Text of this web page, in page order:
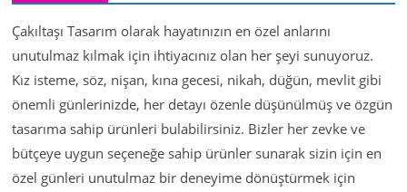
Çakıltaşı Tasarım olarak hayatınızın en özel anlarını
unutulmaz kılmak için ihtiyacınız olan her şeyi sunuyoruz.
Kız isteme, söz, nişan, kına gecesi, nikah, düğün, mevlit gibi
önemli günlerinizde, her detayı özenle düşünülmüş ve özgün
tasarıma sahip ürünleri bulabilirsiniz. Bizler her zevke ve
bütçeye uygun seçeneğe sahip ürünler sunarak sizin için en
özel günleri unutulmaz bir deneyime dönüştürmek için